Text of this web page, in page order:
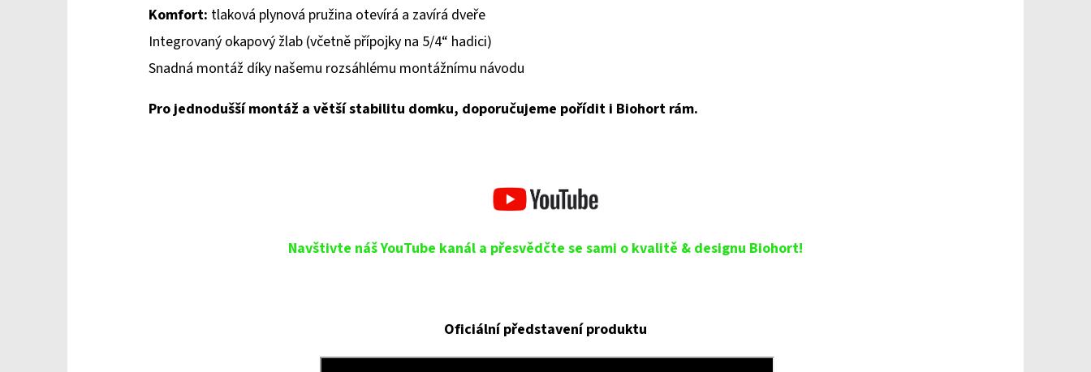
Komfort: tlaková plynová pružina otevírá a zavírá dveře
Integrovaný okapový žlab (včetně přípojky na 5/4“ hadici)
Snadná montáž díky našemu rozsáhlému montážnímu návodu
Pro jednodušší montáž a větší stabilitu domku, doporučujeme pořídit i Biohort rám.
Navštivte náš YouTube kanál a přesvědčte se sami o kvalitě & designu Biohort!
Oficiální představení produktu